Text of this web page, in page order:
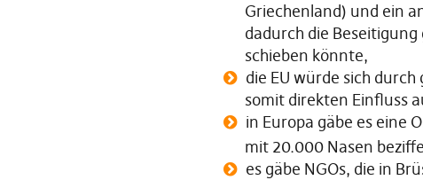
Griechenland) und ein
dadurch die
schieben könnte,
die EU würde sich
somit direkten Einfluss
in Europa gäbe es eine
mit 20.000 Nasen
es gäbe NGOs, die in